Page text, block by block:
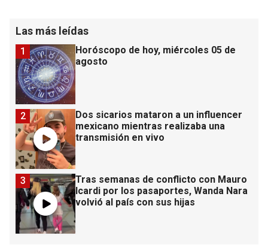
Las más leídas
Horóscopo de hoy, miércoles 05 de
agosto
1
Dos sicarios mataron a un influencer
mexicano mientras realizaba una
transmisión en vivo
2
Tras semanas de conflicto con Mauro
Icardi por los pasaportes, Wanda Nara
volvió al país con sus hijas
3